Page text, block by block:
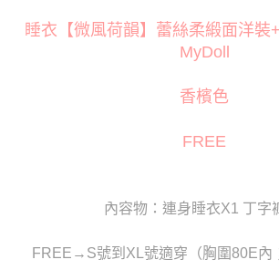
是否繳費成功／繳費後需取消欲退款等相關疑問，請
https://
１．透過由恩沛科技股份有限公司提供之「AFTEE先
２．關於個人資料處理事宜，請瀏覽以下網址：
時審查核予不同之上限額度；若仍有額度不足之情形
請求用戶進行身份認證。
每筆NT$80，滿NT$6,000(含以上)免運費
睡衣【微風荷韻】蕾絲柔緞面洋裝
MyDoll
香檳色
FREE
內容物：連身睡衣X1 丁字
FREE→S號到XL號適穿（胸圍80E內